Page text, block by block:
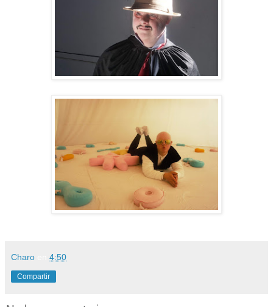
Charo 4:50
Compartir